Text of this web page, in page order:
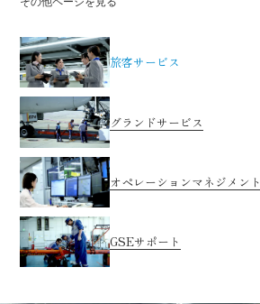
旅客サービス
グランドサービス
オペレーションマネジメント
GSEサポート